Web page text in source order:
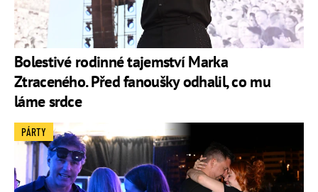
Bolestivé rodinné tajemství Marka
Ztraceného. Před fanoušky odhalil, co mu
láme srdce
PÁRTY